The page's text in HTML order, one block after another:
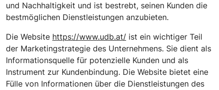
und Nachhaltigkeit und ist bestrebt, seinen Kunden die
bestmöglichen Dienstleistungen anzubieten.
Die Website https://www.udb.at/ ist ein wichtiger Teil
der Marketingstrategie des Unternehmens. Sie dient als
Informationsquelle für potenzielle Kunden und als
Instrument zur Kundenbindung. Die Website bietet eine
Fülle von Informationen über die Dienstleistungen des